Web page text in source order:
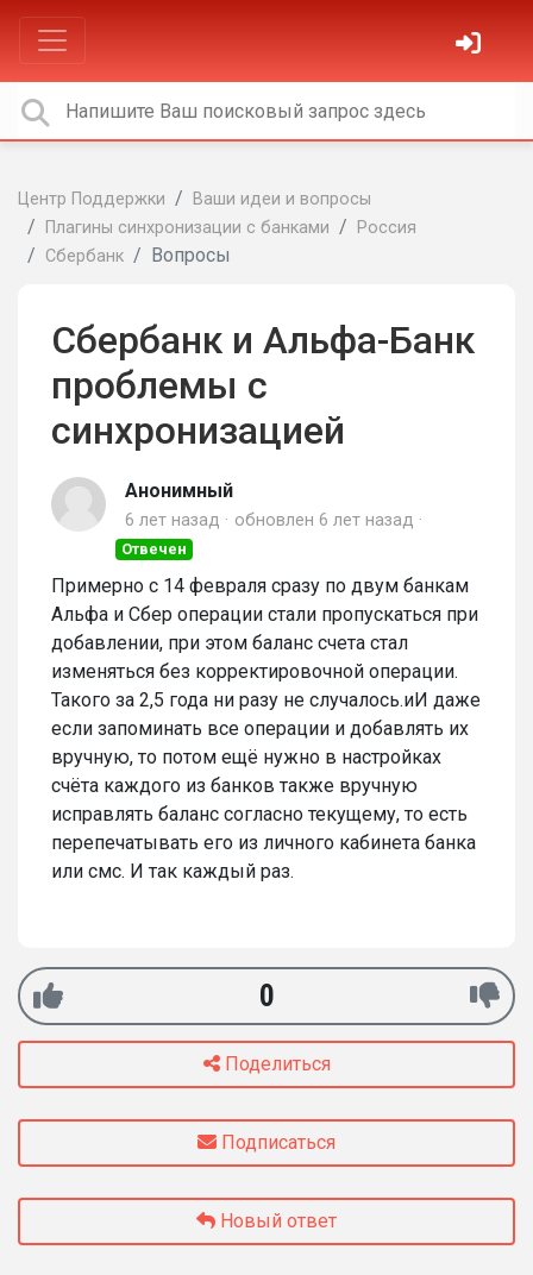
Центр Поддержки
Ваши идеи и вопросы
Плагины синхронизации с банками
Россия
Сбербанк
Вопросы
Сбербанк и Альфа-Банк
проблемы с
синхронизацией
Анонимный
6 лет назад обновлен 6 лет назад
Отвечен
Примерно с 14 февраля сразу по двум банкам
Альфа и Сбер операции стали пропускаться при
добавлении, при этом баланс счета стал
изменяться без корректировочной операции.
Такого за 2,5 года ни разу не случалось.иИ даже
если запоминать все операции и добавлять их
вручную, то потом ещё нужно в настройках
счёта каждого из банков также вручную
исправлять баланс согласно текущему, то есть
перепечатывать его из личного кабинета банка
или смс. И так каждый раз.
0
Поделиться
Подписаться
Новый ответ